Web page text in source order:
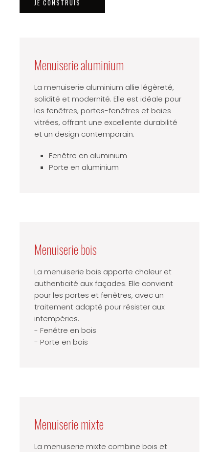
JE CONSTRUIS
Menuiserie aluminium
La menuiserie aluminium allie légèreté,
solidité et modernité. Elle est idéale pour
les fenêtres, portes-fenêtres et baies
vitrées, offrant une excellente durabilité
et un design contemporain.
Fenêtre en aluminium
Porte en aluminium
Menuiserie bois
La menuiserie bois apporte chaleur et
authenticité aux façades. Elle convient
pour les portes et fenêtres, avec un
traitement adapté pour résister aux
intempéries.
- Fenêtre en bois
- Porte en bois
Menuiserie mixte
La menuiserie mixte combine bois et